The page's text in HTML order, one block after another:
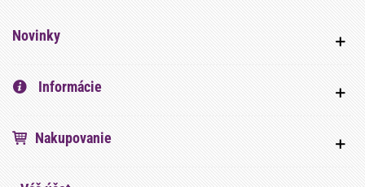
Novinky
Informácie
Nakupovanie